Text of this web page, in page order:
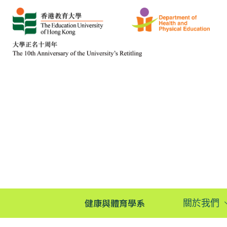
健康與體育學系 關於我們